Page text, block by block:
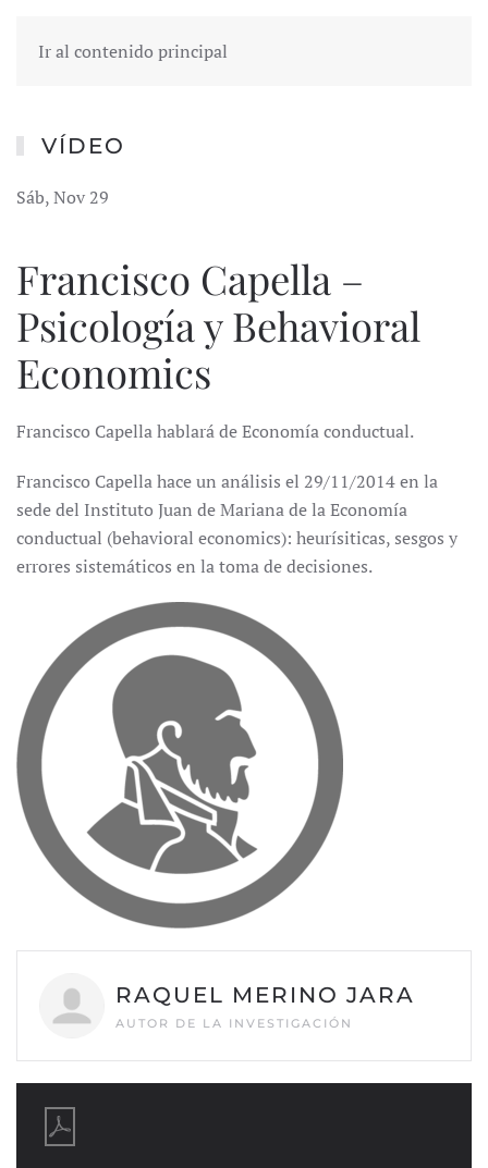
Ir al contenido principal
VÍDEO
Sáb, Nov 29
Francisco Capella –
Psicología y Behavioral
Economics
Francisco Capella hablará de Economía conductual.
Francisco Capella hace un análisis el 29/11/2014 en la
sede del Instituto Juan de Mariana de la Economía
conductual (behavioral economics): heurísiticas, sesgos y
errores sistemáticos en la toma de decisiones.
RAQUEL MERINO JARA
AUTOR DE LA INVESTIGACIÓN